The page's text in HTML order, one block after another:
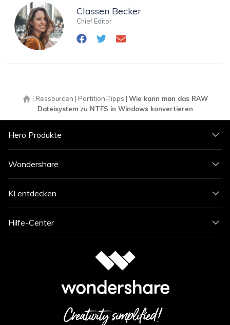
Classen Becker
Chief Editor
| Ressourcen | Partition-Tipps | Wie kann man das RAW
Dateisystem zu NTFS in Windows konvertieren
Hero Produkte
Wondershare
KI entdecken
Hilfe-Center